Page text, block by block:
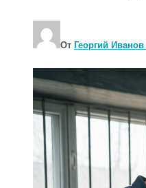
От Георгий Иванов